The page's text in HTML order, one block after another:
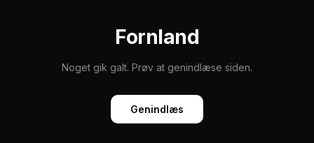
Fornland
Noget gik galt. Prøv at genindlæse siden.
Genindlæs